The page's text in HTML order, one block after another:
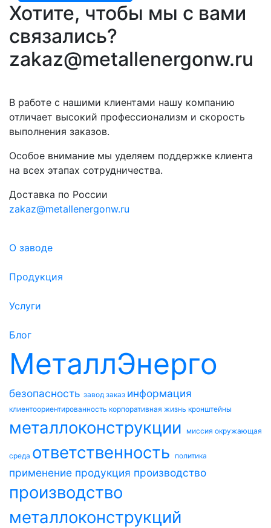
Хотите, чтобы мы с вами
связались?
zakaz@metallenergonw.ru
В работе с нашими клиентами нашу компанию
отличает высокий профессионализм и скорость
выполнения заказов.
Особое внимание мы уделяем поддержке клиента
на всех этапах сотрудничества.
Доставка по России
zakaz@metallenergonw.ru
О заводе
Продукция
Услуги
Блог
МеталлЭнерго
безопасность завод заказ информация
клиентоориентированность корпоративная жизнь кронштейны
металлоконструкции миссия окружающая
среда ответственность политика
применение продукция производство
производство
металлоконструкций